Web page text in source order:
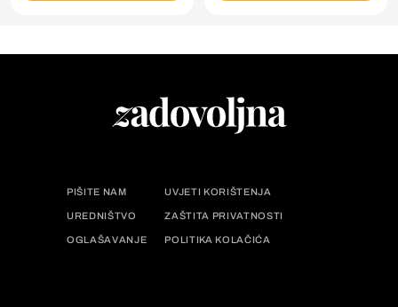
PIŠITE NAM UVJETI KORIŠTENJA
UREDNIŠTVO ZAŠTITA PRIVATNOSTI
OGLAŠAVANJE POLITIKA KOLAČIĆA